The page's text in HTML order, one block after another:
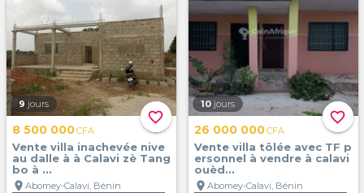
favorite_border
9 jours
8 500 000CFA
Vente villa inachevée nive
au dalle à à Calavi zè Tang
bo à ...
location_on Abomey-Calavi, Bénin
favorite_border
10 jours
26 000 000CFA
Vente villa tôlée avec TF p
ersonnel à vendre à calavi
ouèd...
location_on Abomey-Calavi, Bénin